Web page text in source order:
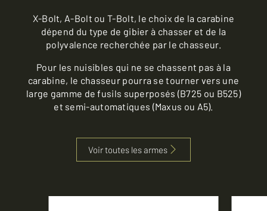
X-Bolt, A-Bolt ou T-Bolt, le choix de la carabine
dépend du type de gibier à chasser et de la
polyvalence recherchée par le chasseur.
Pour les nuisibles qui ne se chassent pas à la
carabine, le chasseur pourra se tourner vers une
large gamme de fusils superposés (B725 ou B525)
et semi-automatiques (Maxus ou A5).
Voir toutes les armes